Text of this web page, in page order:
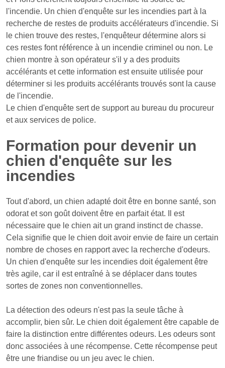
l'incendie. Un chien d'enquête sur les incendies part à la
recherche de restes de produits accélérateurs d'incendie. Si
le chien trouve des restes, l'enquêteur détermine alors si
ces restes font référence à un incendie criminel ou non. Le
chien montre à son opérateur s'il y a des produits
accélérants et cette information est ensuite utilisée pour
déterminer si les produits accélérants trouvés sont la cause
de l'incendie.
Le chien d'enquête sert de support au bureau du procureur
et aux services de police.
Formation pour devenir un
chien d'enquête sur les
incendies
Tout d'abord, un chien adapté doit être en bonne santé, son
odorat et son goût doivent être en parfait état. Il est
nécessaire que le chien ait un grand instinct de chasse.
Cela signifie que le chien doit avoir envie de faire un certain
nombre de choses en rapport avec la recherche d'odeurs.
Un chien d'enquête sur les incendies doit également être
très agile, car il est entraîné à se déplacer dans toutes
sortes de zones non conventionnelles.
La détection des odeurs n'est pas la seule tâche à
accomplir, bien sûr. Le chien doit également être capable de
faire la distinction entre différentes odeurs. Les odeurs sont
donc associées à une récompense. Cette récompense peut
être une friandise ou un jeu avec le chien.